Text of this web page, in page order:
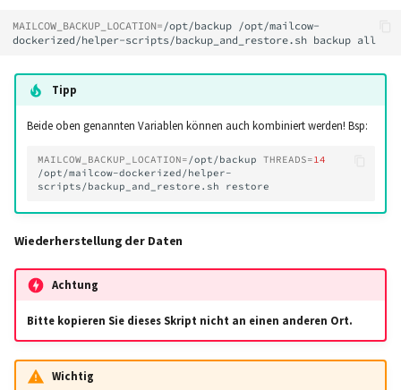
Nutzen der neuesten SOGo
Nightly Version
Keycloak
Generic-OIDC
Catchall-Adressen
Aktualisierungen ausführen
MAILCOW_BACKUP_LOCATION= /opt/backup /opt/mailcow-
dockerized/helper-scripts/backup_and_restore.sh backup
Tipp
Beide oben genannten Variablen können auch kombiniert werden! Bsp:
MAILCOW_BACKUP_LOCATION= /opt/backup THREADS=14
/opt/mailcow-dockerized/helper-
scripts/backup_and_restore.sh
Wiederherstellung der Daten
Achtung
Bitte kopieren Sie dieses Skript nicht an einen anderen Ort.
Wichtig